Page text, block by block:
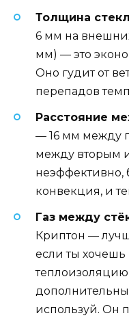
Толщина
6 мм на
мм) — это
Оно гудит от
перепадов
Расстояние
— 16 мм между
между вторым
неэффективно,
конвекция, и
Газ между
Криптон —
если ты
используй. Он